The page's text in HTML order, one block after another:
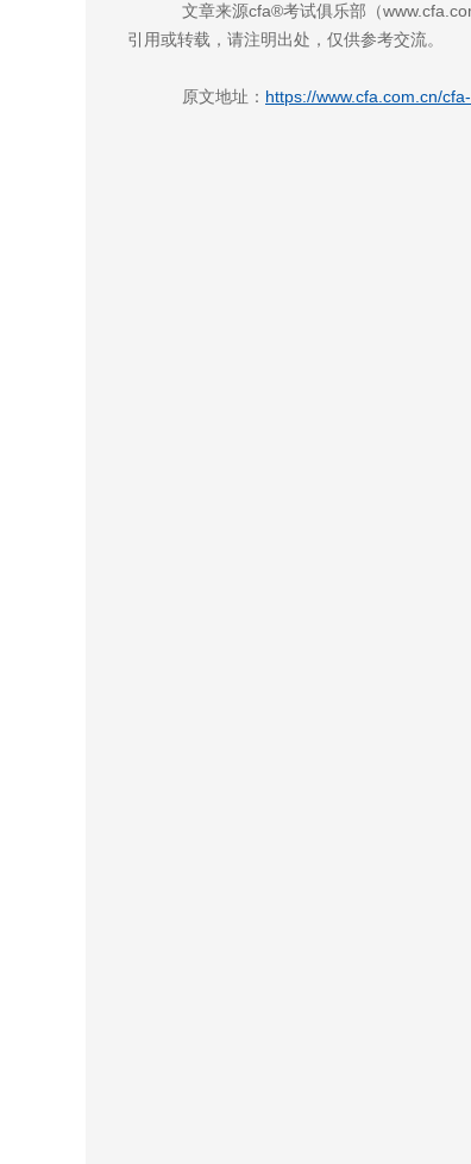
文章来源cfa®考试俱乐部（
引用或转载，请注明出处，仅供参考交流。
原文地址： https://www.cfa.com.cn/